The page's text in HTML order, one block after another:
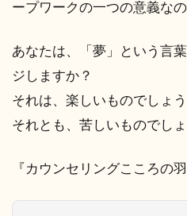
ープワークの一つの意義な
あなたは、「夢」という言
ジしますか？
それは、楽しいものでしょう
それとも、苦しいものでし
『カウンセリングこころの